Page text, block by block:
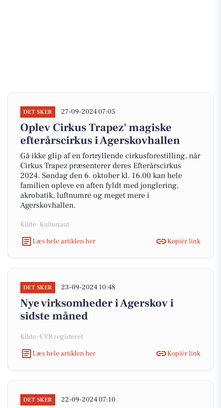
DET SKER 27-09-2024 07:05
Oplev Cirkus Trapez' magiske
efterårscirkus i Agerskovhallen
Gå ikke glip af en fortryllende cirkusforestilling, når
Cirkus Trapez præsenterer deres Efterårscirkus
2024. Søndag den 6. oktober kl. 16.00 kan hele
familien opleve en aften fyldt med jonglering,
akrobatik, luftnumre og meget mere i
Agerskovhallen.
Kilde: Kultunaut
Læs hele artiklen her
Kopiér link
DET SKER 23-09-2024 10:48
Nye virksomheder i Agerskov i
sidste måned
Kilde: CVR registeret
Læs hele artiklen her
Kopiér link
DET SKER 22-09-2024 07:10